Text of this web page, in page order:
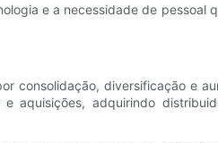
e a necessidade de pessoal
consolidação, diversificação e
adquirindo